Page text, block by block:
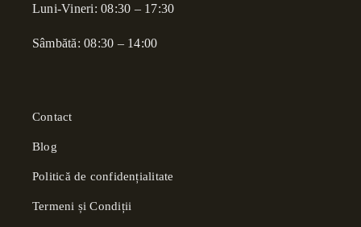
Luni-Vineri: 08:30 – 17:30
Sâmbătă: 08:30 – 14:00
Contact
Blog
Politică de confidențialitate
Termeni și Condiții